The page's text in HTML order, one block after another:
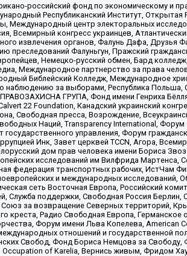
российский фонд по экономическому и
Республиканский Институт, Открытая
Международный центр электоральных
конгресс украинцев,
извлечения органов, Фалунь Дафа, Друзья
преследований Фалуньгун, Пражский
Немецко-русский обмен, Бард
Международное партнерство за права
Библейский Колледж, Международное
наблюдению за выборами, Республика
ГРУПА, Фонд имени Генриха
22 Foundation, Канадский украинский
Свободная пресса, Возрождение,
Наций, Transparеncy International,
управления, Форум
Инк, Завет церквей TCCN, Агора,
дом прав человека имени Бориса
исследований им Вилфрида Мартенса,
федерация транспортных рабочих, ИстЧам
и международных исследований,
сеть Восточная Европа, Российский
Служба поддержки, Свободная Россия Берлин,
за возвращение Северных территорий,
креста, Радио Свободная Европа, Германское
Форум имени Льва Копелева, American
отношений и государственной
Свобод, Фонд Бориса Немцова за Свободу,
of Karelia, Вернись живым, Фридом